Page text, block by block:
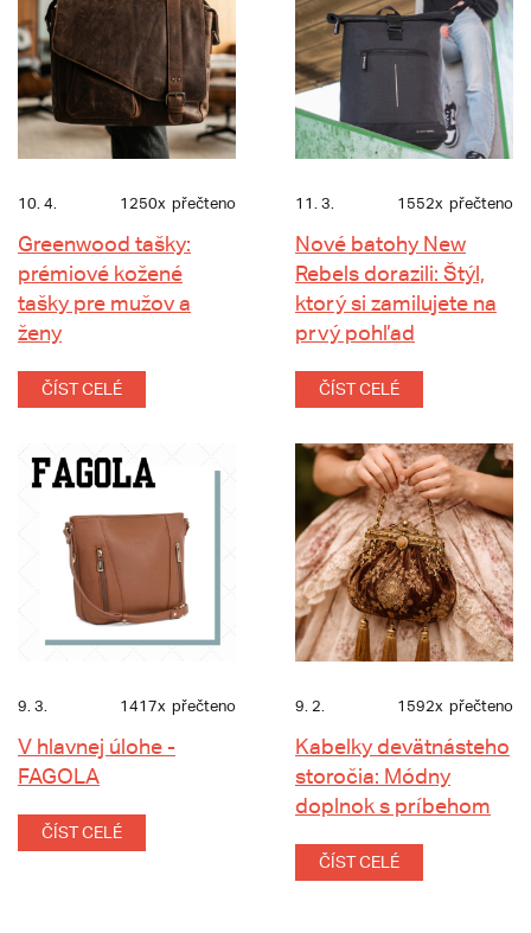
10. 4. 1250x přečteno
Greenwood tašky:
prémiové kožené
tašky pre mužov a
ženy
ČÍST CELÉ
11. 3. 1552x přečteno
Nové batohy New
Rebels dorazili: Štýl,
ktorý si zamilujete na
prvý pohľad
ČÍST CELÉ
9. 3. 1417x přečteno
V hlavnej úlohe -
FAGOLA
ČÍST CELÉ
9. 2. 1592x přečteno
Kabelky devätnásteho
storočia: Módny
doplnok s príbehom
ČÍST CELÉ